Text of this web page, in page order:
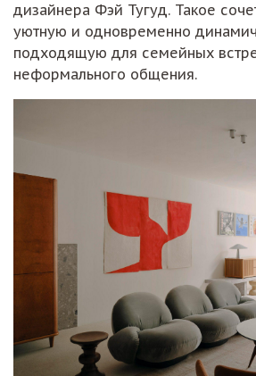
дизайнера Фэй Тугуд. Такое
уютную и одновременно
подходящую для семейных
неформального общения.